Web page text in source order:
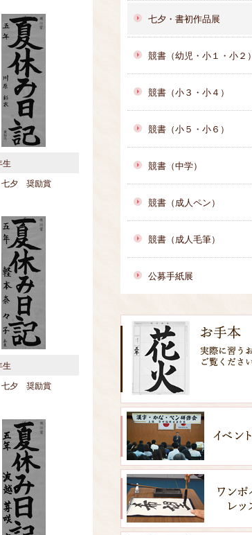
生
夕 奨励賞
生
夕 奨励賞
七夕・書初作品展
競書（幼児・小１・小２）
競書（小３・小４）
競書（小５・小６）
競書（中学）
競書（成人ペン）
競書（成人毛筆）
公募手紙展